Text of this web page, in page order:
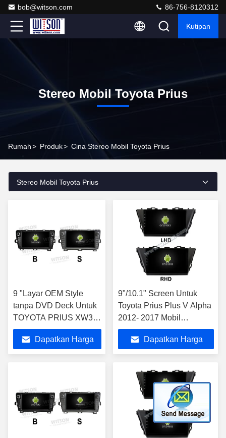
bob@witson.com 86-756-8120312
Kutipan
Stereo Mobil Toyota Prius
Rumah> Produk> Cina Stereo Mobil Toyota Prius
Stereo Mobil Toyota Prius
9 "Layar OEM Style
tanpa DVD Deck Untuk
TOYOTA PRIUS XW30
Pengemudi tangan kiri
2009-2013 Mobil
Multimedia Stereo GPS
Dapatkan Harga
9"/10.1" Screen Untuk
Toyota Prius Plus V Alpha
2012- 2017 Mobil
Multimedia Stereo
Dapatkan Harga